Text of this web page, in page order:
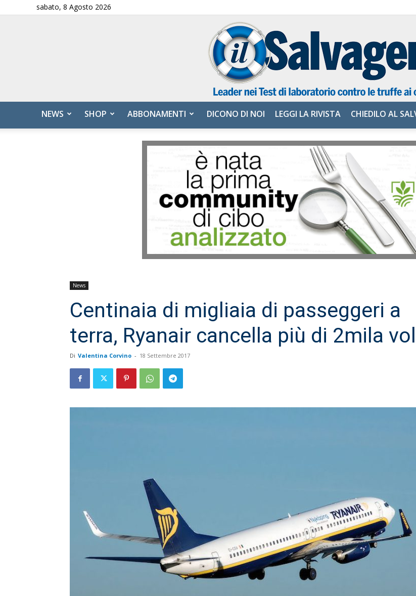
sabato, 8 Agosto 2026
Salvagente
NEWS SHOP ABBONAMENTI DICONO DI NOI LEGGI LA RIVISTA CHIEDILO AL
News
Centinaia di migliaia di passeggeri a
terra, Ryanair cancella più di 2mila
Di Valentina Corvino - 18 Settembre 2017